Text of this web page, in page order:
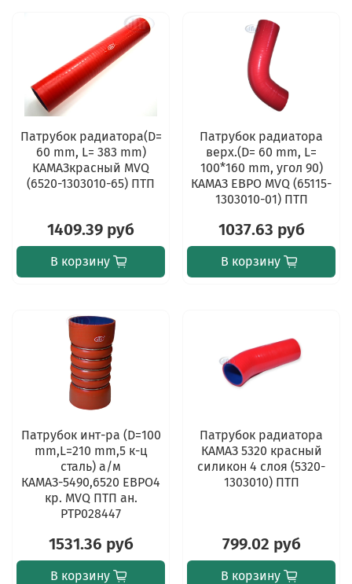
Патрубок радиатора(D=
60 mm, L= 383 mm)
КАМАЗкрасный MVQ
(6520-1303010-65) ПТП
1409.39 руб
В корзину
Патрубок радиатора
верх.(D= 60 mm, L=
100*160 mm, угол 90)
КАМАЗ ЕВРО MVQ (65115-
1303010-01) ПТП
1037.63 руб
В корзину
Патрубок инт-ра (D=100
mm,L=210 mm,5 к-ц
сталь) а/м
КАМАЗ-5490,6520 ЕВРО4
кр. MVQ ПТП ан.
PTP028447
1531.36 руб
В корзину
Патрубок радиатора
КАМАЗ 5320 красный
силикон 4 слоя (5320-
1303010) ПТП
799.02 руб
В корзину